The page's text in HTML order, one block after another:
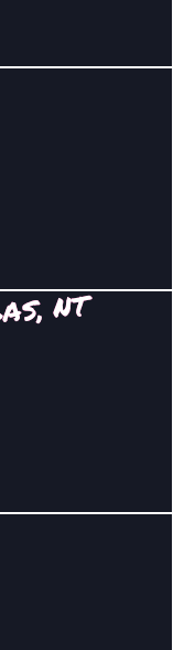
NT